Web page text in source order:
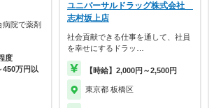
院で薬剤
度
450万円以
ユニバーサルドラッグ株式会社
志村坂上店
社会貢献できる仕事を通して、社員
を幸せにするドラッ…
【時給】2,000円～2,500円
東京都 板橋区